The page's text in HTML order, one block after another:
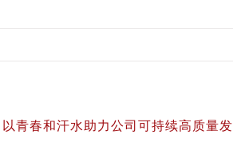
青春和汗水助力公司可持续高质量发